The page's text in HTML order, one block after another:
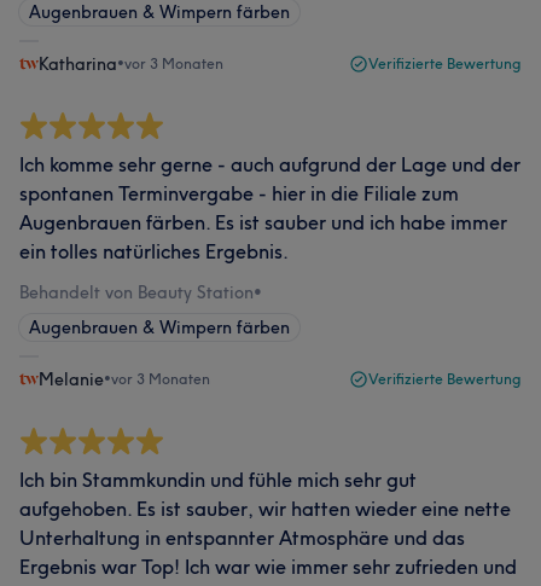
Augenbrauen & Wimpern färben
Katharina•vor 3 Monaten Verifizierte Bewertung
Ich komme sehr gerne - auch aufgrund der Lage und der
spontanen Terminvergabe - hier in die Filiale zum
Augenbrauen färben. Es ist sauber und ich habe immer
ein tolles natürliches Ergebnis.
Behandelt von Beauty Station•
Augenbrauen & Wimpern färben
Melanie•vor 3 Monaten Verifizierte Bewertung
Ich bin Stammkundin und fühle mich sehr gut
aufgehoben. Es ist sauber, wir hatten wieder eine nette
Unterhaltung in entspannter Atmosphäre und das
Ergebnis war Top! Ich war wie immer sehr zufrieden und